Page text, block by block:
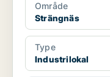
Område
Strängnäs
Type
Industrilokal